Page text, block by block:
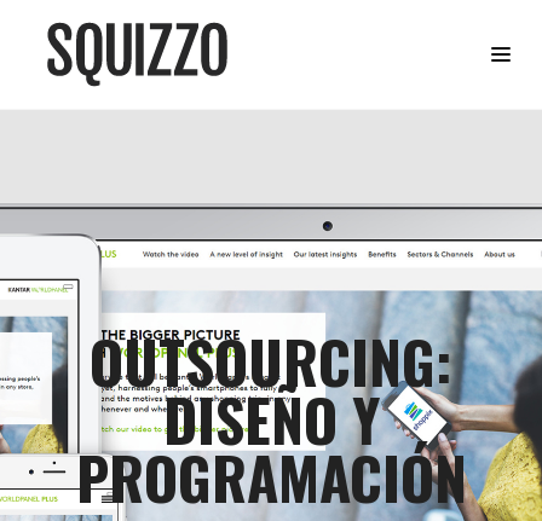
OUTSOURCING:
DISEÑO Y
PROGRAMACIÓN